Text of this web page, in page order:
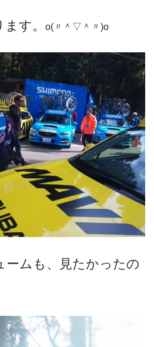
す。 o(〃＾▽＾〃)o
ームも、見たかったの